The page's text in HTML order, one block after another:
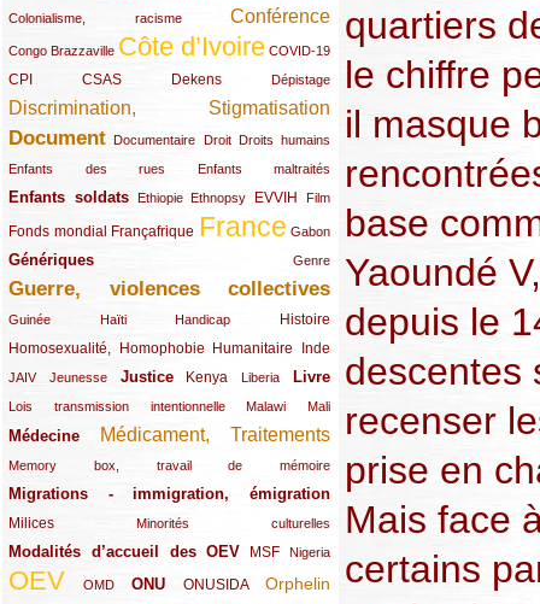
Colonialisme, racisme
(19/289) Conférence
(118/289)
Congo Brazzaville
(24/289) Côte d’Ivoire
(263/289) COVID-19
(13/289)
CPI
(48/289) CSAS
(32/289) Dekens
(29/289) Dépistage
(19/289)
Discrimination, Stigmatisation
(131/289)
Document
(145/289) Documentaire
(9/289) Droit
(20/289) Droits humains
(22/289)
Enfants des rues
(21/289) Enfants maltraités
(10/289)
Enfants soldats
(68/289) Ethiopie
(12/289) Ethnopsy
(15/289) EVVIH
(55/289) Film
(22/289)
Fonds mondial
(48/289) Françafrique
(39/289) France
(289/289) Gabon
(12/289)
Génériques
(59/289) Genre
(22/289)
Guerre, violences collectives
(149/289)
Guinée
(12/289) Haïti
(15/289) Handicap
(10/289) Histoire
(49/289)
Homosexualité, Homophobie
(44/289) Humanitaire
(47/289) Inde
(34/289)
JAIV
(10/289)Jeunesse
(21/289) Justice
(65/289) Kenya
(35/289) Liberia
(25/289) Livre
(62/289)
Lois transmission intentionnelle
(24/289) Malawi
(11/289) Mali
(21/289)
Médecine
(62/289) Médicament, Traitements
(142/289)
Memory box, travail de mémoire
(11/289)
Migrations - immigration, émigration
(67/289)
Milices
(34/289) Minorités culturelles
(15/289)
Modalités d’accueil des OEV
(58/289) MSF
(54/289) Nigeria
(27/289)
OEV
(269/289) OMD
(26/289) ONU
(58/289) ONUSIDA
(44/289) Orphelin
(112/289)
quartiers
le chiffre
il masque
base
Yaoundé
depuis le
descentes
recenser
prise en
Mais face
certains